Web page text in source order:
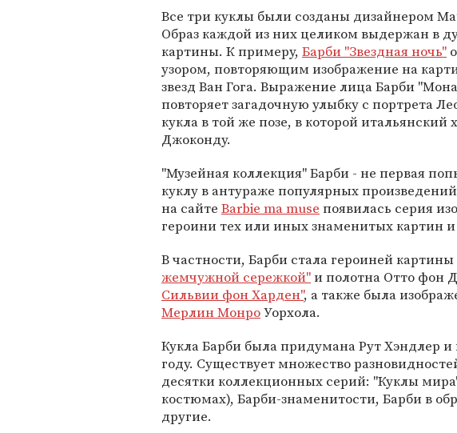
Все три куклы были созданы дизайнером
Образ каждой из них целиком выдержан в
картины. К примеру, Барби "Звездная ночь"
узором, повторяющим изображение на
звезд Ван Гога. Выражение лица Барби
повторяет загадочную улыбку с портрета
кукла в той же позе, в которой итальянский
Джоконду.
"Музейная коллекция" Барби - не первая
куклу в антураже популярных
на сайте Barbie ma muse появилась серия
героини тех или иных знаменитых картин
В частности, Барби стала героиней
жемчужной сережкой"и полотна Отто фон
Сильвии фон Харден", а также была
Мерлин МонроУорхола.
Кукла Барби была придумана Рут Хэндлер
году. Существует множество
десятки коллекционных серий: "Куклы
костюмах), Барби-знаменитости, Барби в
другие.